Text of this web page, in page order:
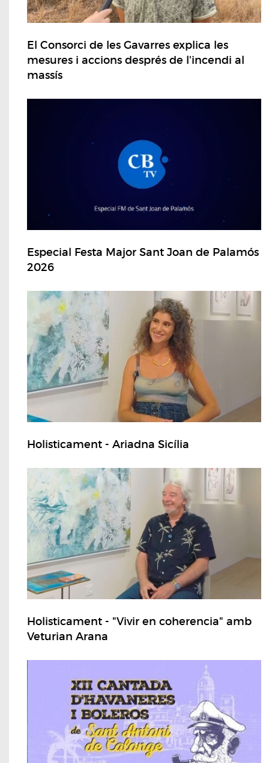
El Consorci de les Gavarres explica les
mesures i accions després de l'incendi al
massís
Especial Festa Major Sant Joan de Palamós
2026
Holisticament - Ariadna Sicília
Holisticament - "Vivir en coherencia" amb
Veturian Arana